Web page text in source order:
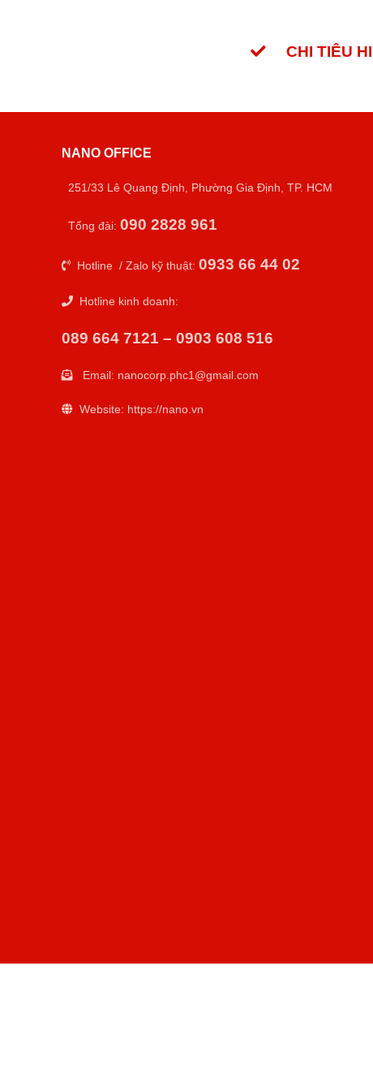
CHI TIÊU
NANO OFFICE
251/33 Lê Quang Định, Phường Gia Định, TP. HCM
Tổng đài: 090 2828 961
Hotline / Zalo kỹ thuật: 0933 66 44 02
Hotline kinh doanh:
089 664 7121 – 0903 608 516
Email: nanocorp.phc1@gmail.com
Website: https://nano.vn